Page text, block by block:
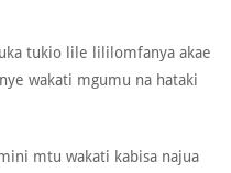
tukio lile lililomfanya akae
wakati mgumu na hataki
mtu wakati kabisa najua